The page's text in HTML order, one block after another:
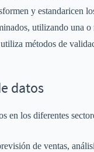
y estandaricen
utilizando una o
utiliza métodos de
datos
en los diferentes
de ventas,